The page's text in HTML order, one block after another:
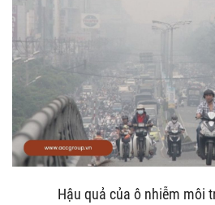
Hậu quả của ô nhiễm môi